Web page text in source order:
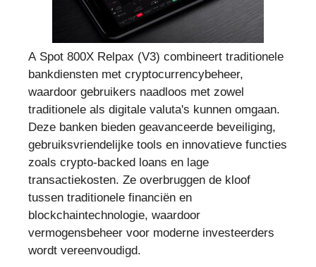
A Spot 800X Relpax (V3) combineert traditionele
bankdiensten met cryptocurrencybeheer,
waardoor gebruikers naadloos met zowel
traditionele als digitale valuta's kunnen omgaan.
Deze banken bieden geavanceerde beveiliging,
gebruiksvriendelijke tools en innovatieve functies
zoals crypto-backed loans en lage
transactiekosten. Ze overbruggen de kloof
tussen traditionele financiën en
blockchaintechnologie, waardoor
vermogensbeheer voor moderne investeerders
wordt vereenvoudigd.